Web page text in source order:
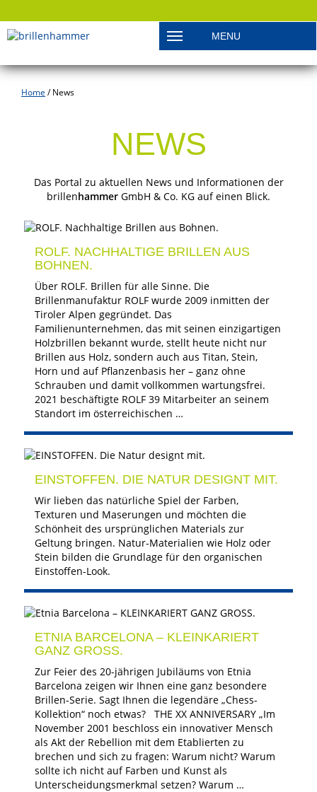
Toggle navigation
MENU
Home /News
NEWS
Das Portal zu aktuellen News und Informationen der
brillenhammer GmbH & Co. KG auf einen Blick.
ROLF. NACHHALTIGE BRILLEN AUS
BOHNEN.
Über ROLF. Brillen für alle Sinne. Die
Brillenmanufaktur ROLF wurde 2009 inmitten der
Tiroler Alpen gegründet. Das
Familienunternehmen, das mit seinen einzigartigen
Holzbrillen bekannt wurde, stellt heute nicht nur
Brillen aus Holz, sondern auch aus Titan, Stein,
Horn und auf Pflanzenbasis her – ganz ohne
Schrauben und damit vollkommen wartungsfrei.
2021 beschäftigte ROLF 39 Mitarbeiter an seinem
Standort im österreichischen …
EINSTOFFEN. DIE NATUR DESIGNT MIT.
Wir lieben das natürliche Spiel der Farben,
Texturen und Maserungen und möchten die
Schönheit des ursprünglichen Materials zur
Geltung bringen. Natur-Materialien wie Holz oder
Stein bilden die Grundlage für den organischen
Einstoffen-Look.
ETNIA BARCELONA – KLEINKARIERT
GANZ GROSS.
Zur Feier des 20-jährigen Jubiläums von Etnia
Barcelona zeigen wir Ihnen eine ganz besondere
Brillen-Serie. Sagt Ihnen die legendäre „Chess-
Kollektion“ noch etwas? THE XX ANNIVERSARY „Im
November 2001 beschloss ein innovativer Mensch
als Akt der Rebellion mit dem Etablierten zu
brechen und sich zu fragen: Warum nicht? Warum
sollte ich nicht auf Farben und Kunst als
Unterscheidungsmerkmal setzen? Warum …